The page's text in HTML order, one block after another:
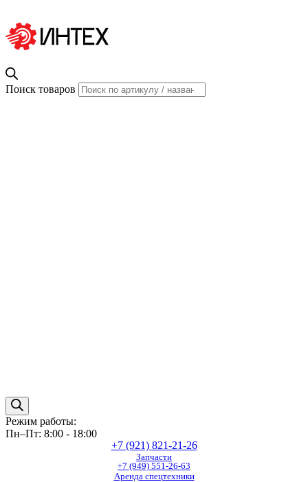
Поиск товаров
Режим работы:
Пн–Пт: 8:00 - 18:00
+7 (921) 821-21-26
Запчасти
+7 (949) 551-26-63
Аренда спецтехники